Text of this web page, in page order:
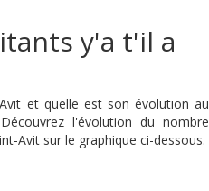
y'a t'il a
et quelle est son évolution au
l'évolution du nombre
Avit sur le graphique ci-dessous.